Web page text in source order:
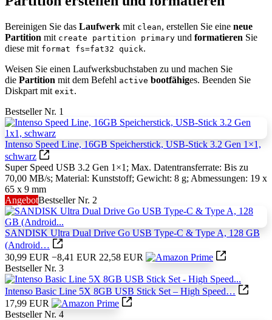
Bereinigen Sie das Laufwerk mit clean, erstellen Sie eine neue
Partition mit create partition primary und formatieren Sie
diese mit format fs=fat32 quick.​
Weisen Sie einen Laufwerksbuchstaben zu und machen Sie
die Partition mit dem Befehl active bootfähiges. Beenden Sie
Diskpart mit exit.​
Bestseller Nr. 1
Intenso Speed Line, 16GB Speicherstick, USB-Stick 3.2 Gen 1×1,
schwarz
Super Speed USB 3.2 Gen 1×1; Max. Datentransferrate: Bis zu
70,00 MB/s; Material: Kunststoff; Gewicht: 8 g; Abmessungen: 19 x
65 x 9 mm
AngebotBestseller Nr. 2
SANDISK Ultra Dual Drive Go USB Type-C & Type A, 128 GB
(Android…
30,99 EUR −8,41 EUR 22,58 EUR
Bestseller Nr. 3
Intenso Basic Line 5X 8GB USB Stick Set – High Speed…
17,99 EUR
Bestseller Nr. 4